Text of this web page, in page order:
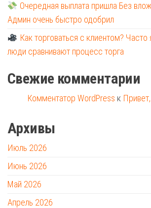
Очередная выплата пришла Без
Админ очень быстро одобрил
Как торговаться с клиентом? Часто
люди сравнивают процесс торга
Свежие комментарии
Комментатор WordPress к
Архивы
Июль 2026
Июнь 2026
Май 2026
Апрель 2026